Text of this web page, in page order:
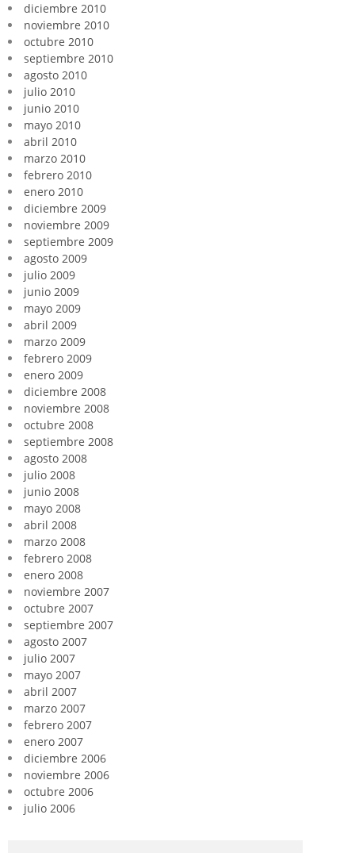
diciembre 2010
noviembre 2010
octubre 2010
septiembre 2010
agosto 2010
julio 2010
junio 2010
mayo 2010
abril 2010
marzo 2010
febrero 2010
enero 2010
diciembre 2009
noviembre 2009
septiembre 2009
agosto 2009
julio 2009
junio 2009
mayo 2009
abril 2009
marzo 2009
febrero 2009
enero 2009
diciembre 2008
noviembre 2008
octubre 2008
septiembre 2008
agosto 2008
julio 2008
junio 2008
mayo 2008
abril 2008
marzo 2008
febrero 2008
enero 2008
noviembre 2007
octubre 2007
septiembre 2007
agosto 2007
julio 2007
mayo 2007
abril 2007
marzo 2007
febrero 2007
enero 2007
diciembre 2006
noviembre 2006
octubre 2006
julio 2006